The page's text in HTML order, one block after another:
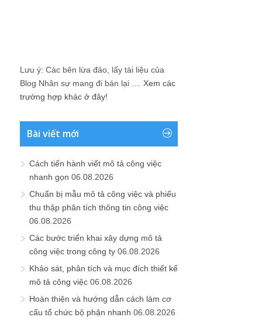
Lưu ý: Các bên lừa đảo, lấy tài liệu của
Blog Nhân sự mang đi bán lại .... Xem các
trường hợp khác ở đây!
Bài viết mới
Cách tiến hành viết mô tả công việc
nhanh gọn 06.08.2026
Chuẩn bị mẫu mô tả công việc và phiếu
thu thập phân tích thông tin công việc
06.08.2026
Các bước triển khai xây dựng mô tả
công việc trong công ty 06.08.2026
Khảo sát, phân tích và mục đích thiết kế
mô tả công việc 06.08.2026
Hoàn thiện và hướng dẫn cách làm cơ
cấu tổ chức bộ phận nhanh 06.08.2026